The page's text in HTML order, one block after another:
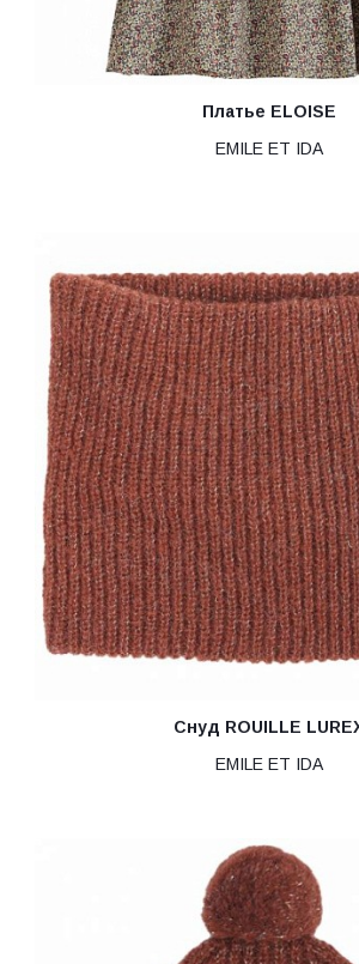
Платье ELOISE
EMILE ET IDA
Снуд ROUILLE
EMILE ET IDA